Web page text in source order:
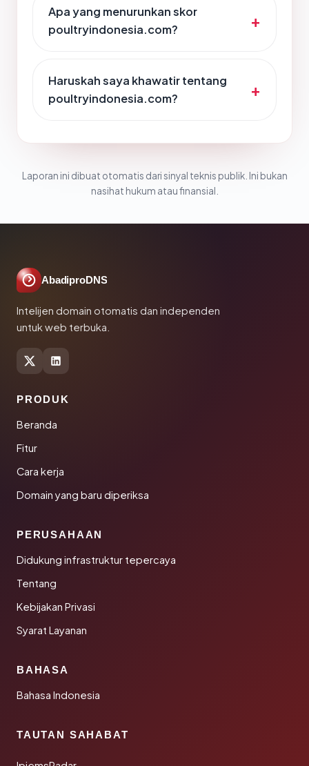
Apa yang menurunkan skor
poultryindonesia.com?
Haruskah saya khawatir tentang
poultryindonesia.com?
Laporan ini dibuat otomatis dari sinyal teknis publik. Ini bukan
nasihat hukum atau finansial.
AbadiproDNS
Intelijen domain otomatis dan independen
untuk web terbuka.
PRODUK
Beranda
Fitur
Cara kerja
Domain yang baru diperiksa
PERUSAHAAN
Didukung infrastruktur tepercaya
Tentang
Kebijakan Privasi
Syarat Layanan
BAHASA
Bahasa Indonesia
TAUTAN SAHABAT